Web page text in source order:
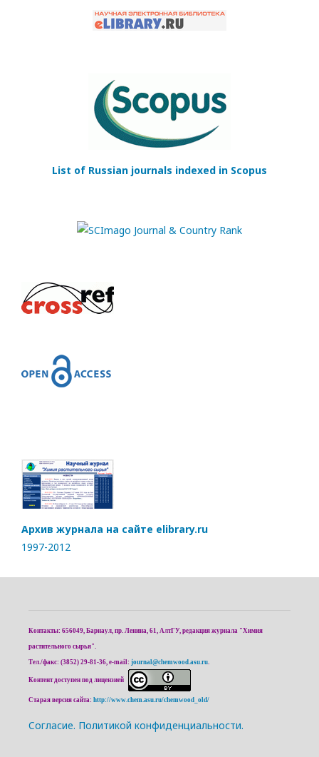
List of Russian journals indexed in Scopus
Архив журнала на сайте elibrary.ru
1997-2012
Контакты: 656049, Барнаул, пр. Ленина, 61, АлтГУ, редакция журнала "Химия
растительного сырья".
Тел./факс: (3852) 29-81-36, e-mail: journal@chemwood.asu.ru.
Контент доступен под лицензией
Старая версия сайта: http://www.chem.asu.ru/chemwood_old/
Cогласие. Политикой конфиденциальности.